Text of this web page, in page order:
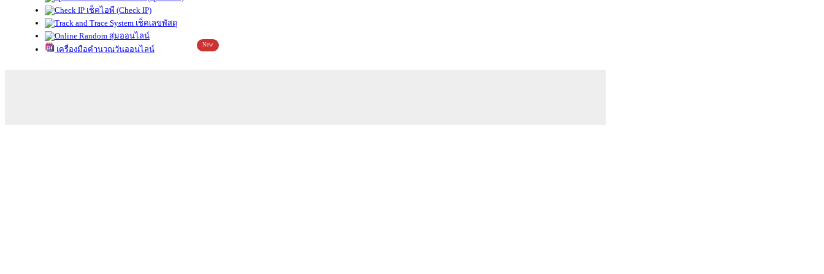
เช็คไอพี (Check IP)
เช็คเลขพัสดุ
สุ่มออนไลน์
เครื่องมือคำนวณวันออนไลน์
New